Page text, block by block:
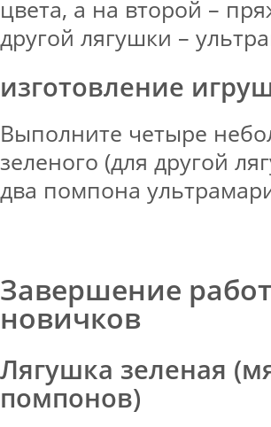
цвета, а на второй –
другой лягушки –
изготовление
Выполните четыре
зеленого (для другой
два помпона
Завершение
новичков
Лягушка зеленая
помпонов)